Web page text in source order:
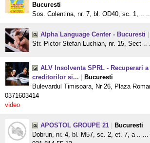
Bucuresti
Sos. Colentina, nr. 7, bl. OD40, sc. 1, ..
Alpha Language Center - Bucuresti
Str. Pictor Stefan Luchian, nr. 15, Sect ..
ALV Insolventa SPRL - Recuperari
creditorilor si...
Bucuresti
Bulevardul Timisoara, Nr 26, Plaza
0371603414
video
APOSTOL GROUPE 21
Bucuresti
Dobrun, nr. 4, bl. M57, sc. 2, et. 7, a .. ...